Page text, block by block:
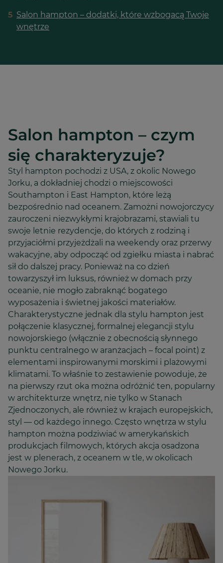
5 Salon hampton – dodatki, które wzbogacą Twoje
wnętrze
Salon hampton – czym
się charakteryzuje?
Styl hampton pochodzi z USA, z okolic Nowego
Jorku, a dokładniej chodzi o miejscowości
Southampton i East Hampton, które leżą
bezpośrednio nad oceanem. Zamożni nowojorczycy
zauroczeni niezwykłymi krajobrazami, stawiali tu
swoje letnie rezydencje, do których z rodziną i
przyjaciółmi przyjeżdżali na weekendy oraz przerwy
wakacyjne, aby odpocząć od zgiełku miasta i nabrać
sił do dalszej pracy. Ponieważ na co dzień
towarzyszył im luksus, również w domach przy
oceanie, nie mogło zabraknąć bogatego
wyposażenia i świetnej jakości materiałów.
Charakterystyczne jednak dla stylu hampton jest
połączenie klasycznej, formalnej elegancji stylu
nowojorskiego (włącznie z obecnością słynnego
punktu centralnego w aranżacjach – focal point) z
elementami inspirowanymi morskimi i plażowymi
klimatami. To właśnie to zestawienie powoduje, że
na pierwszy rzut oka można odróżnić ten, popularny
w architekturze wnętrz, nie tylko w Stanach
Zjednoczonych, ale również w krajach europejskich,
styl — od każdego innego. Często wnętrza w stylu
hampton można podziwiać w amerykańskich
produkcjach filmowych, których akcja osadzona
jest w plenerach, z oceanem w tle, w okolicach
Nowego Jorku.